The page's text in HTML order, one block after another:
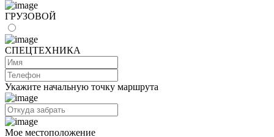
ГРУЗОВОЙ
СПЕЦТЕХНИКА
Укажите начальную точку маршрута
Мое местоположение